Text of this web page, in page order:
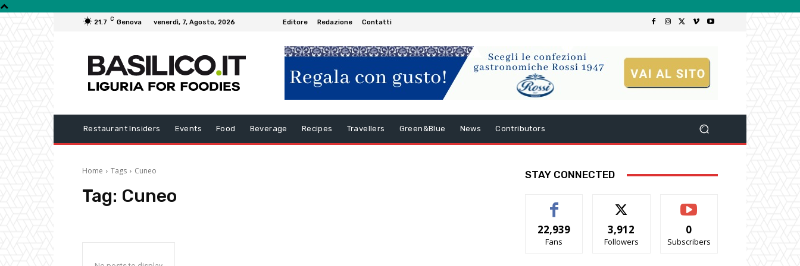
21.7 C Genova venerdì, 7, Agosto, 2026 Editore Redazione Contatti
Restaurant Insiders Events Food Beverage Recipes Travellers Green&Blue News Contributors
Home Tags Cuneo
Tag: Cuneo
STAY CONNECTED
22,939
Fans
3,912
Followers
0
Subscribers